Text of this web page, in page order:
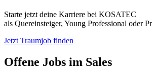
Starte jetzt deine Karriere bei KOSATEC
als Quereinsteiger, Young Professional oder
Jetzt Traumjob finden
Offene Jobs im Sales